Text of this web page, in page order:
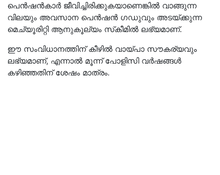
പെൻഷൻകാർ ജീവിച്ചിരിക്കുകയാണെങ്കിൽ വാങ്ങുന്ന
വിലയും അവസാന പെൻഷൻ ഗഡുവും അടയ്‌ക്കുന്ന
മെച്യൂരിറ്റി ആനുകൂല്യം സ്‌കീമിൽ ലഭ്യമാണ്.
ഈ സംവിധാനത്തിന് കീഴിൽ വായ്പാ സൗകര്യവും
ലഭ്യമാണ്, എന്നാൽ മൂന്ന് പോളിസി വർഷങ്ങൾ
കഴിഞ്ഞതിന് ശേഷം മാത്രം.